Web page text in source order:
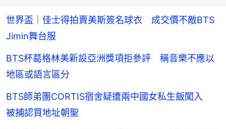
世界盃｜佳士得拍賣美斯簽名球衣 成交價不敵BTS
Jimin舞台服
BTS杯葛格林美新設亞洲獎項拒參評 稱音樂不應以
地區或語言區分
BTS師弟團CORTIS宿舍疑遭兩中國女私生飯闖入
被捕認買地址朝聖